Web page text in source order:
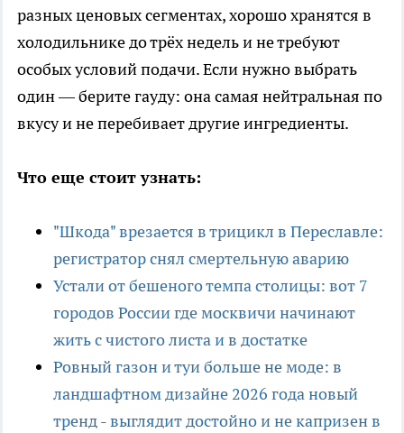
разных ценовых сегментах, хорошо хранятся в
холодильнике до трёх недель и не требуют
особых условий подачи. Если нужно выбрать
один — берите гауду: она самая нейтральная по
вкусу и не перебивает другие ингредиенты.
Что еще стоит узнать:
"Шкода" врезается в трицикл в Переславле:
регистратор снял смертельную аварию
Устали от бешеного темпа столицы: вот 7
городов России где москвичи начинают
жить с чистого листа и в достатке
Ровный газон и туи больше не моде: в
ландшафтном дизайне 2026 года новый
тренд - выглядит достойно и не капризен в